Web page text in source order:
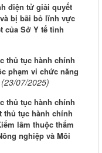
điện tử giải quyết
bị bãi bỏ lĩnh vực
của Sở Y tế tỉnh
thủ tục hành chính
phạm vi chức năng
(23/07/2025)
thủ tục hành chính
thủ tục hành chính
lâm thuộc thẩm
nghiệp và Môi